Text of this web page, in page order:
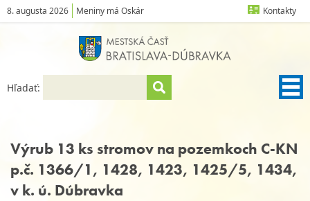
8. augusta 2026 Meniny má Oskár Kontakty
Hľadať:
Výrub 13 ks stromov na pozemkoch C-KN
p.č. 1366/1, 1428, 1423, 1425/5, 1434,
v k. ú. Dúbravka